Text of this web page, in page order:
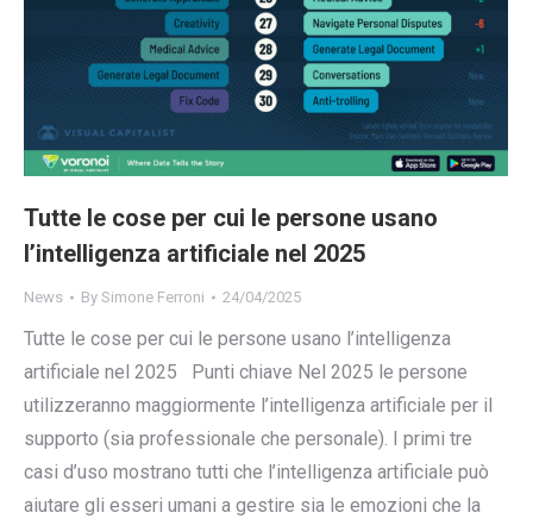
Tutte le cose per cui le persone usano
l’intelligenza artificiale nel 2025
News By Simone Ferroni 24/04/2025
Tutte le cose per cui le persone usano l’intelligenza
artificiale nel 2025 Punti chiave Nel 2025 le persone
utilizzeranno maggiormente l’intelligenza artificiale per il
supporto (sia professionale che personale). I primi tre
casi d’uso mostrano tutti che l’intelligenza artificiale può
aiutare gli esseri umani a gestire sia le emozioni che la